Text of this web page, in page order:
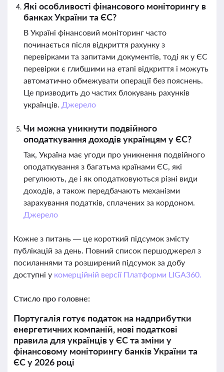
Які особливості фінансового моніторингу в
банках України та ЄС?
В Україні фінансовий моніторинг часто
починається після відкриття рахунку з
перевірками та запитами документів, тоді як у ЄС
перевірки є глибшими на етапі відкриття і можуть
автоматично обмежувати операції без пояснень.
Це призводить до частих блокувань рахунків
українців. Джерело
Чи можна уникнути подвійного
оподаткування доходів українцям у ЄС?
Так, Україна має угоди про уникнення подвійного
оподаткування з багатьма країнами ЄС, які
регулюють, де і як оподатковуються різні види
доходів, а також передбачають механізми
зарахування податків, сплачених за кордоном.
Джерело
Кожне з питань — це короткий підсумок змісту
публікацій за день. Повний список першоджерел з
посиланнями та розширений підсумок за добу
доступні у комерційній версії Платформи LIGA360.
Стисло про головне:
Португалія готує податок на надприбутки
енергетичних компаній, нові податкові
правила для українців у ЄС та зміни у
фінансовому моніторингу банків України та
ЄС у 2026 році